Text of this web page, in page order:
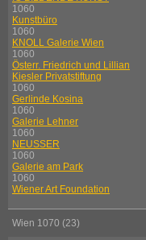
1060
Kunstbüro
1060
KNOLL Galerie Wien
1060
Österr. Friedrich und Lillian
Kiesler Privatstiftung
1060
Gerlinde Kosina
1060
Galerie Lehner
1060
NEUSSER
1060
Galerie am Park
1060
Wiener Art Foundation
Wien 1070 (23)